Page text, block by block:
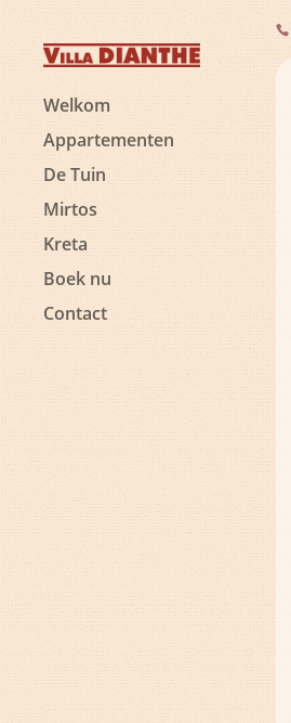
Welkom
Appartementen
De Tuin
Mirtos
Kreta
Boek nu
Contact